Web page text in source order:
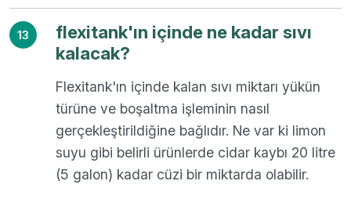
13
flexitank'ın içinde ne kadar sıvı
kalacak?
Flexitank'ın içinde kalan sıvı miktarı yükün
türüne ve boşaltma işleminin nasıl
gerçekleştirildiğine bağlıdır. Ne var ki limon
suyu gibi belirli ürünlerde cidar kaybı 20 litre
(5 galon) kadar cüzi bir miktarda olabilir.